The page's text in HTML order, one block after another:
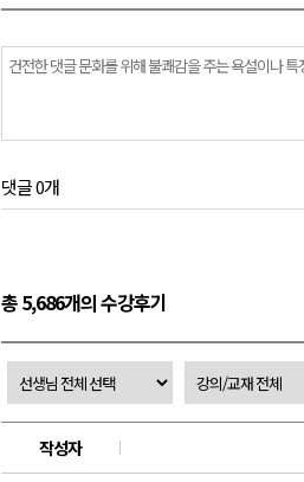
댓글 0개
총 5,686개의 수강후기
작성자